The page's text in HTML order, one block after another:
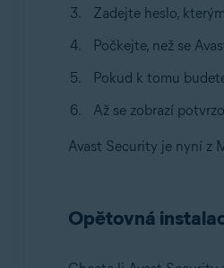
Zadejte heslo,
Počkejte, než se
Pokud k tomu
Až se zobrazí
Avast Security je nyní z
Opětovná